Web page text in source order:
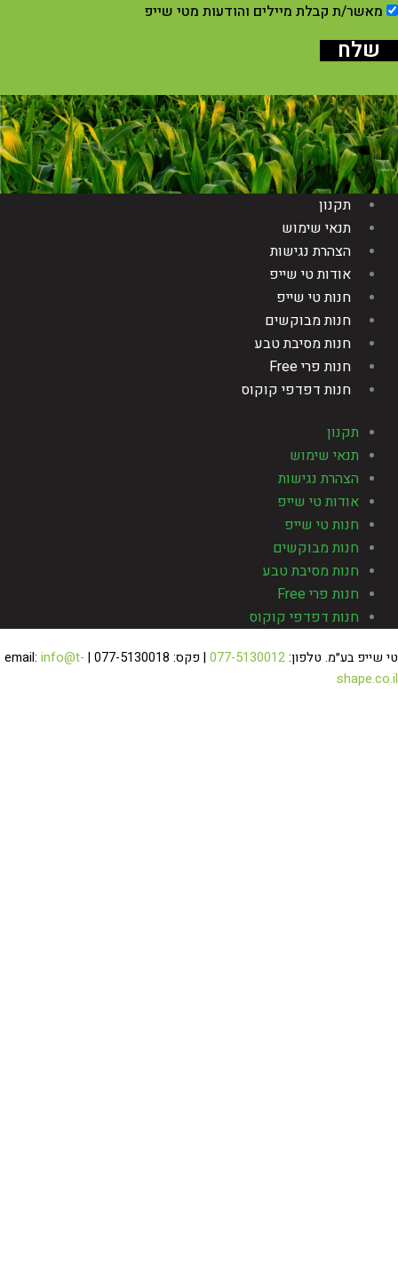
מאשר/ת קבלת מיילים והודעות מטי שייפ
שלח
תקנון
תנאי שימוש
הצהרת נגישות
אודות טי שייפ
חנות טי שייפ
חנות מבוקשים
חנות מסיבת טבע
חנות פרי Free
חנות דפדפי קוקוס
תקנון
תנאי שימוש
הצהרת נגישות
אודות טי שייפ
חנות טי שייפ
חנות מבוקשים
חנות מסיבת טבע
חנות פרי Free
חנות דפדפי קוקוס
שייפ בע״מ. טלפון:077-5130012| פקס: 077-5130018 | email:
info@t-